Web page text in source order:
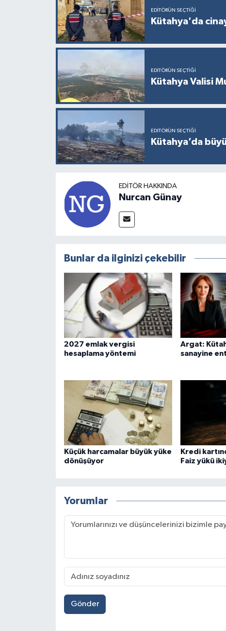
EDITÖRÜN SEÇTIĞI
Kütahya'da
EDITÖRÜN SEÇTIĞI
Kütahya Valisi
EDITÖRÜN SEÇTIĞI
Kütahya’da
EDITÖR HAKKINDA
Nurcan Günay
Bunlar da ilginizi çekebilir
2027 emlak vergisi
hesaplama yöntemi
Argat:
sanayine
Küçük harcamalar büyük yüke
dönüşüyor
Kredi
Faiz yükü
Yorumlar
Gönder
Video Galeri